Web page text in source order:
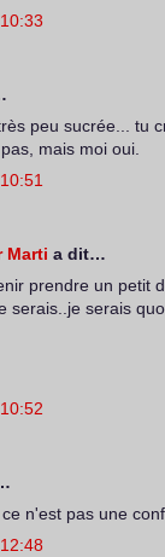
peu sucrée... tu
mais moi oui.
Marti a dit…
prendre un petit
serais..je serais
n'est pas une